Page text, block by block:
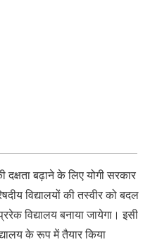
बढ़ाने के लिए योगी सरकार
विद्यालयों की तस्वीर को बदल
विद्यालय बनाया जायेगा। इसी
के रूप में तैयार किया